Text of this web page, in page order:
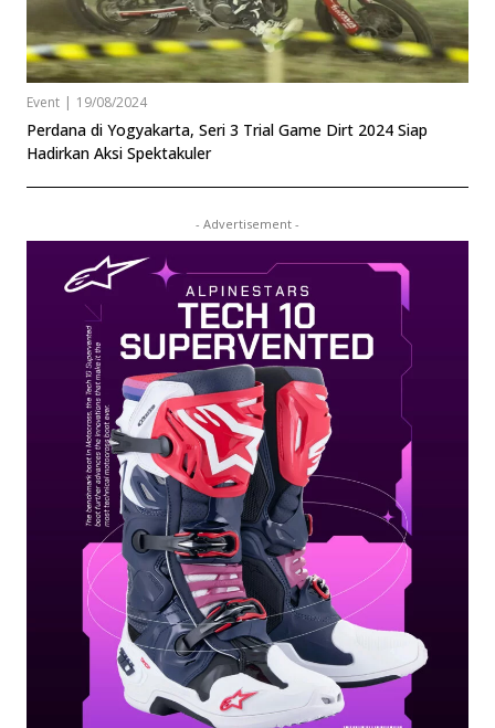
Event | 19/08/2024
Perdana di Yogyakarta, Seri 3 Trial Game Dirt 2024 Siap
Hadirkan Aksi Spektakuler
- Advertisement -